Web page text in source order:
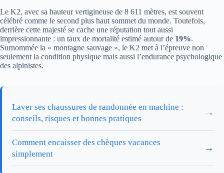
Le K2, avec sa hauteur vertigineuse de 8 611 mètres, est souvent
célébré comme le second plus haut sommet du monde. Toutefois,
derrière cette majesté se cache une réputation tout aussi
impressionnante : un taux de mortalité estimé autour de 19%.
Surnommée la « montagne sauvage », le K2 met à l’épreuve non
seulement la condition physique mais aussi l’endurance psychologique
des alpinistes.
Laver ses chaussures de randonnée en machine :
conseils, risques et bonnes pratiques
→
Comment encaisser des chèques vacances
simplement
→